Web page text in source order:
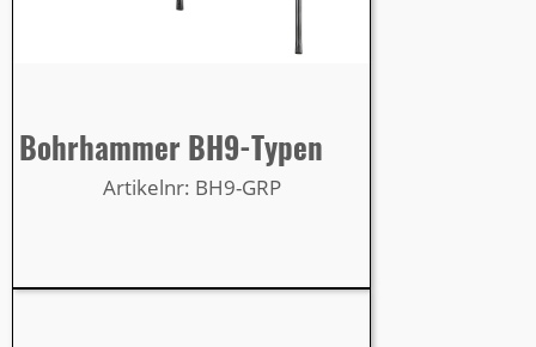
Bohrhammer BH9-Typen
Artikelnr: BH9-GRP